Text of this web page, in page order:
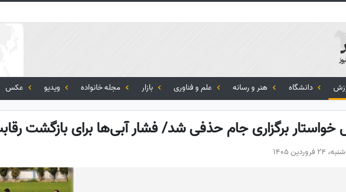
دانشگاه هنر و رسانه علم و فناوری بازار مجله خانواده ویدیو عکس
خواستار برگزاری جام حذفی شد/ فشار آبی‌ها برای بازگشت
فروردین 1405